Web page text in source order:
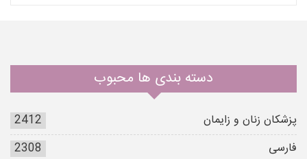
دسته بندی ها محبوب
پزشکان زنان و زایمان
2412
فارسی
2308